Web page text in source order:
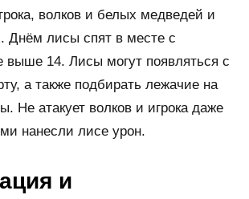
волков и белых медведей и
Днём лисы спят в месте с
выше 14. Лисы могут появляться с
а также подбирать лежачие на
Не атакует волков и игрока даже
нанесли лисе урон.
и